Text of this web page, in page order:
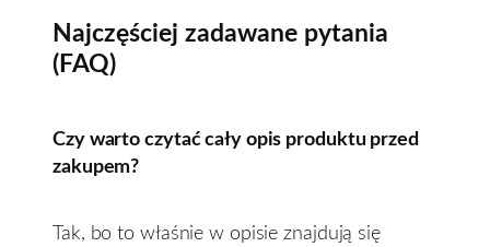
Najczęściej zadawane pytania
(FAQ)
Czy warto czytać cały opis produktu przed
zakupem?
Tak, bo to właśnie w opisie znajdują się